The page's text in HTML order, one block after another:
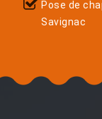
Pose de
Savignac